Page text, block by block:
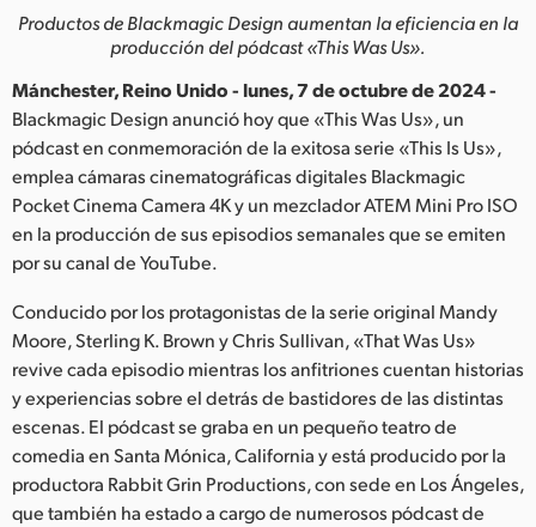
India
Italy
Korea
Mexico
Netherlands
New Zealand
Norway
Poland
Productos de Blackmagic Design aumentan la eficiencia en la
producción del pódcast «This Was Us».
Mánchester, Reino Unido - lunes, 7 de octubre de 2024 -
Blackmagic Design anunció hoy que «This Was Us», un
pódcast en conmemoración de la exitosa serie «This Is Us»,
emplea cámaras cinematográficas digitales Blackmagic
Pocket Cinema Camera 4K y un mezclador ATEM Mini Pro ISO
en la producción de sus episodios semanales que se emiten
por su canal de YouTube.
Conducido por los protagonistas de la serie original Mandy
Moore, Sterling K. Brown y Chris Sullivan, «That Was Us»
revive cada episodio mientras los anfitriones cuentan historias
y experiencias sobre el detrás de bastidores de las distintas
escenas. El pódcast se graba en un pequeño teatro de
comedia en Santa Mónica, California y está producido por la
productora Rabbit Grin Productions, con sede en Los Ángeles,
que también ha estado a cargo de numerosos pódcast de